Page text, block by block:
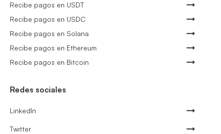
Recibe pagos en USDT
Recibe pagos en USDC
Recibe pagos en Solana
Recibe pagos en Ethereum
Recibe pagos en Bitcoin
Redes sociales
LinkedIn
Twitter